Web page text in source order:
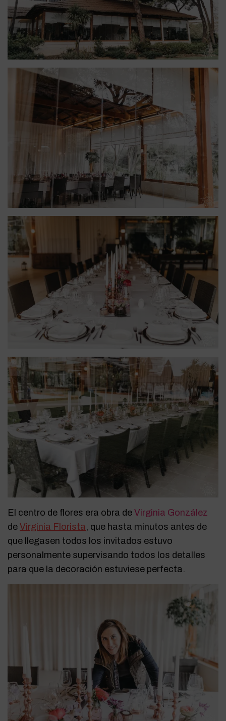
El centro de flores era obra deVirginia González
deVirginia Florista, que hasta minutos antes de
que llegasen todos los invitados estuvo
personalmente supervisando todos los detalles
para que la decoración estuviese perfecta.